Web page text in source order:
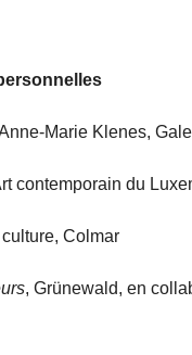
Marie Klenes,
contemporain du
Colmar
, Grünewald, en